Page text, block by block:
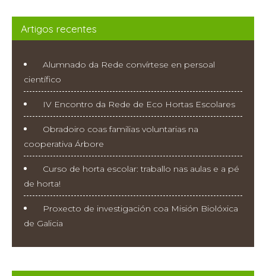
Artigos recentes
Alumnado da Rede convírtese en persoal
científico
IV Encontro da Rede de Eco Hortas Escolares
Obradoiro coas familias voluntarias na
cooperativa Árbore
Curso de horta escolar: traballo nas aulas e a pé
de horta!
Proxecto de investigación coa Misión Biolóxica
de Galicia